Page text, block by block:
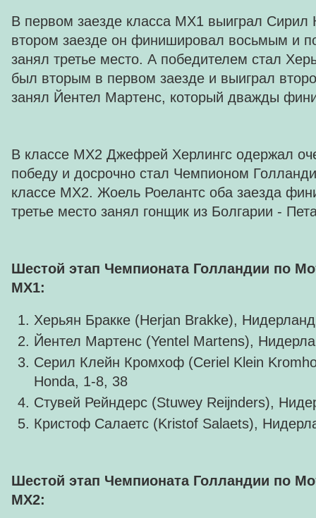
В первом заезде класса MX1 выиграл
втором заезде он финишировал восьмым и по
занял третье место. А победителем стал
был вторым в первом заезде и выиграл
занял Йентел Мартенс, который дважды
В классе MX2 Джефрей Херлингс одержал
победу и досрочно стал Чемпионом
классе MX2. Жоель Роелантс оба заезда
третье место занял гонщик из Болгарии -
Шестой этап Чемпионата Голландии по
MX1:
Херьян Бракке (Herjan Brakke),
Йентел Мартенс (Yentel Martens),
Серил Клейн Кромхоф (Ceriel Klein
Honda, 1-8, 38
Стувей Рейндерс (Stuwey Reijnders),
Кристоф Салаетс (Kristof Salaets),
Шестой этап Чемпионата Голландии по
MX2: